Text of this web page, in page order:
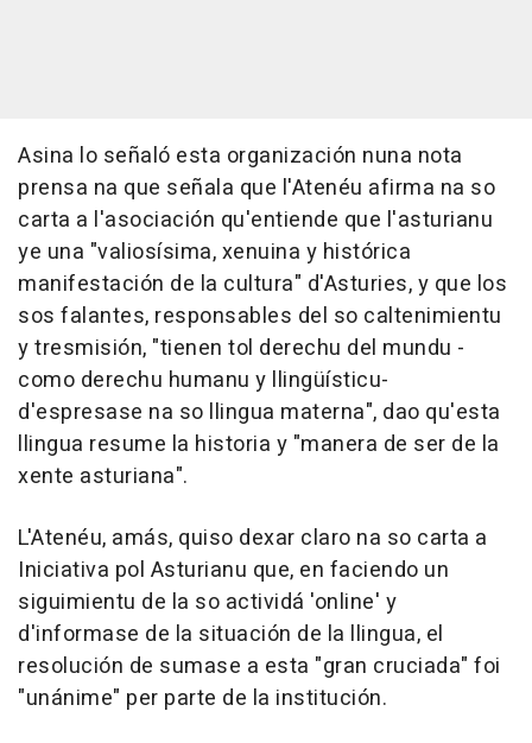
Asina lo señaló esta organización nuna nota
prensa na que señala que l'Atenéu afirma na so
carta a l'asociación qu'entiende que l'asturianu
ye una "valiosísima, xenuina y histórica
manifestación de la cultura" d'Asturies, y que los
sos falantes, responsables del so caltenimientu
y tresmisión, "tienen tol derechu del mundu -
como derechu humanu y llingüísticu-
d'espresase na so llingua materna", dao qu'esta
llingua resume la historia y "manera de ser de la
xente asturiana".
L'Atenéu, amás, quiso dexar claro na so carta a
Iniciativa pol Asturianu que, en faciendo un
siguimientu de la so actividá 'online' y
d'informase de la situación de la llingua, el
resolución de sumase a esta "gran cruciada" foi
"unánime" per parte de la institución.